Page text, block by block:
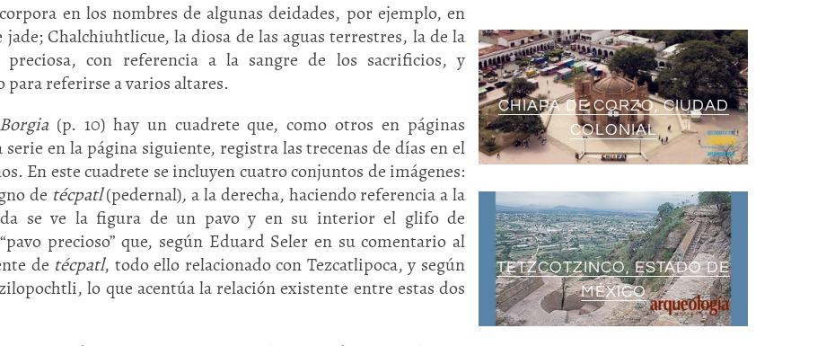
en los nombres de algunas deidades, por ejemplo, en
Chalchiuhtlicue, la diosa de las aguas terrestres, la de la
con referencia a la sangre de los sacrificios, y
referirse a varios altares.
(p. 10) hay un cuadrete que, como otros en páginas
en la página siguiente, registra las trecenas de días en el
En este cuadrete se incluyen cuatro conjuntos de imágenes:
de técpatl(pedernal), a la derecha, haciendo referencia a la
se ve la figura de un pavo y en su interior el glifo de
precioso” que, según Eduard Seler en su comentario al
de técpatl, todo ello relacionado con Tezcatlipoca, y según
lo que acentúa la relación existente entre estas dos
CHIAPA DE CORZO, CIUDAD
COLONIAL
TETZCOTZINCO, ESTADO DE
MÉXICO